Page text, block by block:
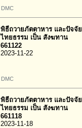
DMC
พิธีถวายภัตตาหาร และปัจจัย
ไทยธรรม เป็น สังฆทาน
661122
2023-11-22
DMC
พิธีถวายภัตตาหาร และปัจจัย
ไทยธรรม เป็น สังฆทาน
661118
2023-11-18